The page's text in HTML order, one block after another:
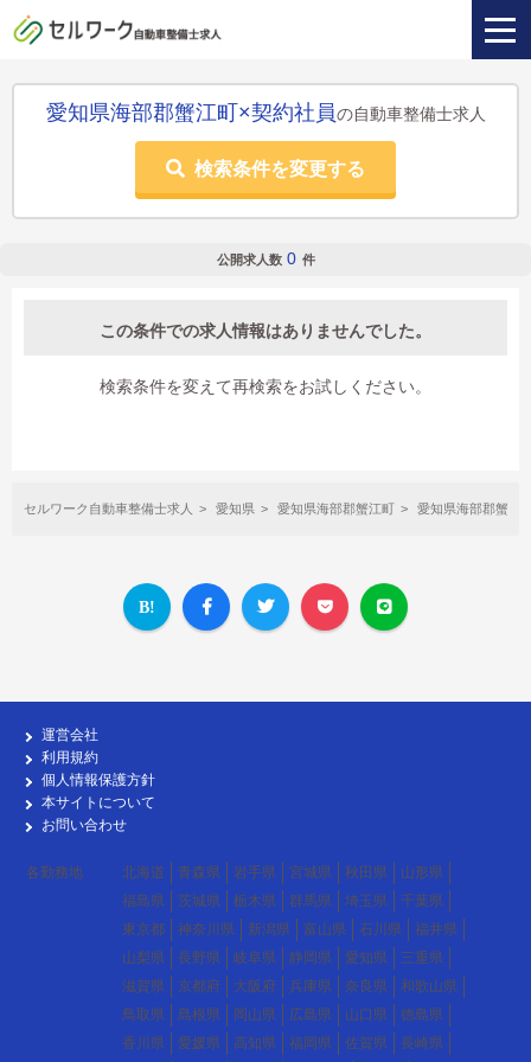
愛知県海部郡蟹江町×契約社員の自動車整備士求人
検索条件を変更する
公開求人数 0 件
この条件での求人情報はありませんでした。
検索条件を変えて再検索をお試しください。
セルワーク自動車整備士求人 愛知県 愛知県海部郡蟹江町 愛知県海部郡蟹江
運営会社
利用規約
個人情報保護方針
本サイトについて
お問い合わせ
各勤務地 北海道 青森県 岩手県 宮城県 秋田県
山形県
福島県
茨城県 栃木県 群馬県 埼玉県
千葉県
東京都
神奈川県 新潟県 富山県 石川県
福井県
山梨県
長野県 岐阜県 静岡県 愛知県
三重県
滋賀県
京都府 大阪府 兵庫県 奈良県
和歌山県
鳥取県
島根県 岡山県 広島県 山口県
徳島県
香川県
愛媛県 高知県 福岡県 佐賀県 長崎県